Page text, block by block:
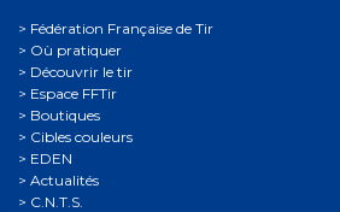
Où pratiquer
Découvrir le tir
Espace FFTir
Boutiques
Cibles couleurs
EDEN
Actualités
C.N.T.S.